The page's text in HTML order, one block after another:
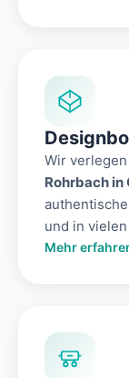
Wir
Rohrbach
und in
Mehr